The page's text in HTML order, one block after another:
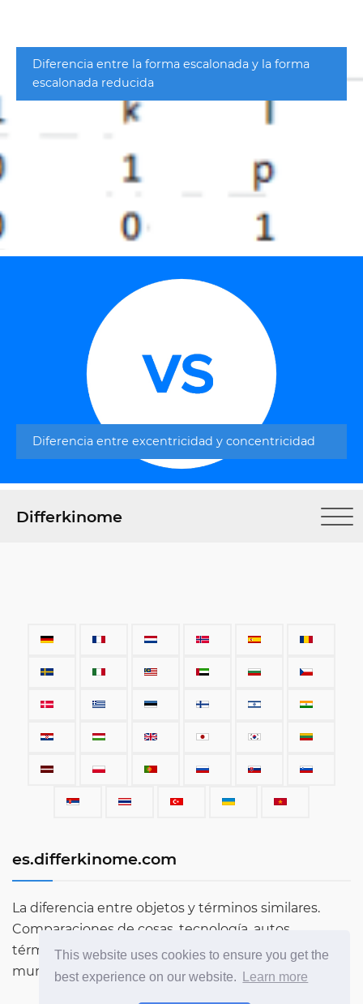
This website uses cookies to ensure you get the
best experience on our website.
Learn more
Diferencia entre la forma escalonada y la forma
escalonada reducida
Diferencia entre excentricidad y concentricidad
Differkinome
es.differkinome.com
La diferencia entre objetos y términos similares.
Comparaciones de cosas, tecnología, autos,
términos, personas y todo lo que existe en este
mundo.